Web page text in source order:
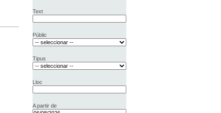
Text
Públic
Tipus
Lloc
A partir de